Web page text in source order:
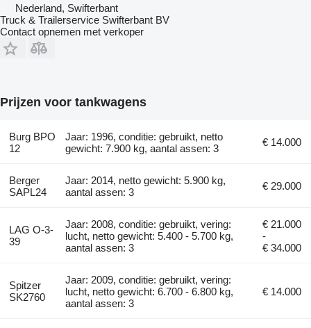
Nederland, Swifterbant
Truck & Trailerservice Swifterbant BV
Contact opnemen met verkoper
Prijzen voor tankwagens
Burg BPO
12
Jaar: 1996, conditie: gebruikt, netto
gewicht: 7.900 kg, aantal assen: 3
€ 14.000
Berger
SAPL24
Jaar: 2014, netto gewicht: 5.900 kg,
aantal assen: 3
€ 29.000
LAG O-3-
39
Jaar: 2008, conditie: gebruikt, vering:
lucht, netto gewicht: 5.400 - 5.700 kg,
aantal assen: 3
€ 21.000
-
€ 34.000
Spitzer
SK2760
Jaar: 2009, conditie: gebruikt, vering:
lucht, netto gewicht: 6.700 - 6.800 kg,
aantal assen: 3
€ 14.000